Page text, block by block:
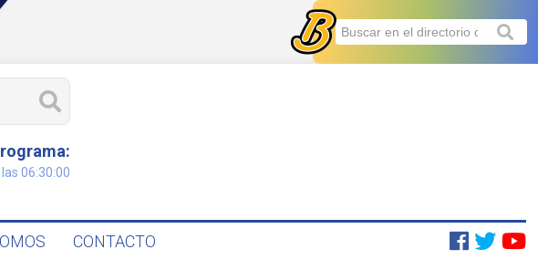
06:30:00
CONTACTO